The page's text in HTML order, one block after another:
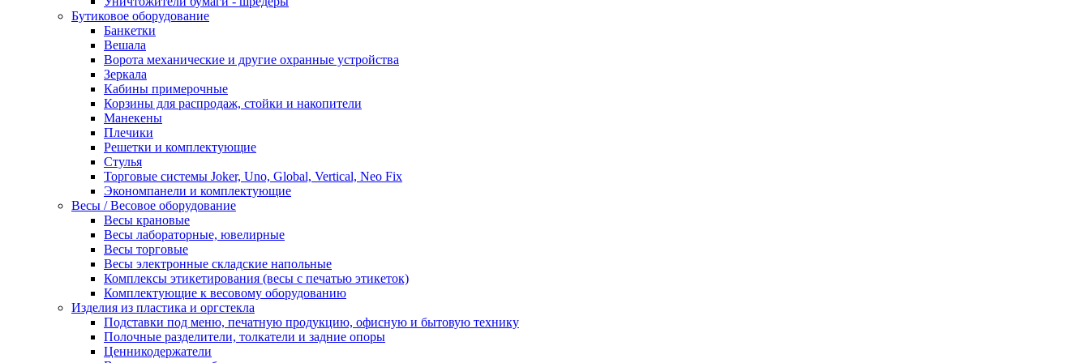
Бутиковое оборудование
Банкетки
Вешала
Ворота механические и другие охранные устройства
Зеркала
Кабины примерочные
Корзины для распродаж, стойки и накопители
Манекены
Плечики
Решетки и комплектующие
Стулья
Торговые системы Joker, Uno, Global, Vertical, Neo Fix
Экономпанели и комплектующие
Весы / Весовое оборудование
Весы крановые
Весы лабораторные, ювелирные
Весы торговые
Весы электронные складские напольные
Комплексы этикетирования (весы с печатью этикеток)
Комплектующие к весовому оборудованию
Изделия из пластика и оргстекла
Подставки под меню, печатную продукцию, офисную и бытовую технику
Полочные разделители, толкатели и задние опоры
Ценникодержатели